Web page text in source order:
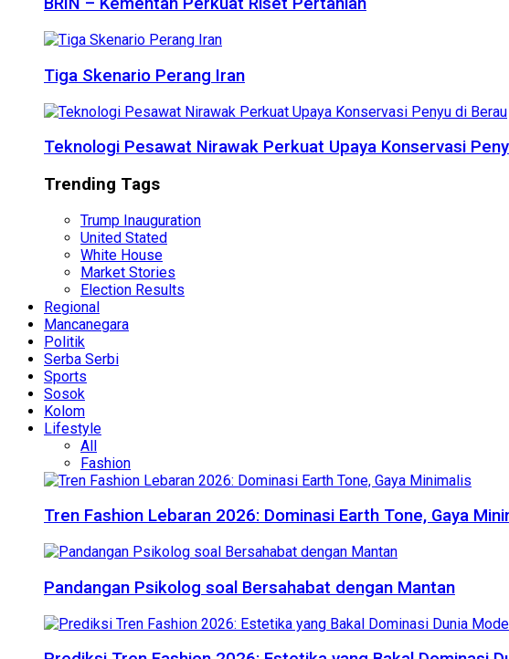
BRIN – Kementan Perkuat Riset Pertanian
Tiga Skenario Perang Iran
Teknologi Pesawat Nirawak Perkuat Upaya Konservasi
Trending Tags
Trump Inauguration
United Stated
White House
Market Stories
Election Results
Regional
Mancanegara
Politik
Serba Serbi
Sports
Sosok
Kolom
Lifestyle
All
Fashion
Tren Fashion Lebaran 2026: Dominasi Earth Tone, Gaya
Pandangan Psikolog soal Bersahabat dengan Mantan